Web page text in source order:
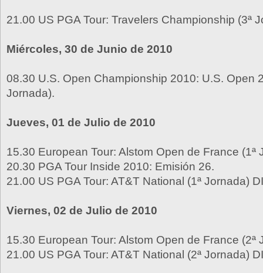
21.00 US PGA Tour: Travelers Championship (3ª
Miércoles, 30 de Junio de 2010
08.30 U.S. Open Championship 2010: U.S. Open
Jornada).
Jueves, 01 de Julio de 2010
15.30 European Tour: Alstom Open de France (1ª
20.30 PGA Tour Inside 2010: Emisión 26.
21.00 US PGA Tour: AT&T National (1ª Jornada)
Viernes, 02 de Julio de 2010
15.30 European Tour: Alstom Open de France (2ª
21.00 US PGA Tour: AT&T National (2ª Jornada)